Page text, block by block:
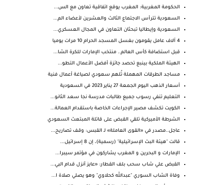
الحكومة المغربية: المغرب يوقع اتفاقية تعاون مع الس...
السعودية تترأس الاجتماع الثالث والعشرين لأعضاء الم...
السعودية وإيطاليا تبحثان التعاون في المجال العسكري...
4 آلاف عامل يقومون بغسل المسجد الحرام 10 مرات يوميا
قبل استضافة كأس العالم.. منتخب الإمارات للكرة الشا...
الهيئة الملكية بينبع تحصد جائزة أفضل الأعمال التطو...
‏مساجد الطرقات المهملة تُلهم سعودي لصياغة أعمال فنية
أسعار الذهب اليوم الجمعة 27 يناير 2023 في السعودية
التعليم تنفي رسوب جميع طالبات مدرسة نجا سعد الثانو...
الكويت تكشف مصير الإجراءات الخاصة باستقدام العمالة...
الشرطة الأميركية تلقي القبض على قاتلة المبتعث السعودي
عاجل..مصدر في «القوى العاملة» لـ القبس: وقف تصاريح...
قالت "هيئة البث الإسرائيلية" (رسمية)، إن 8 إسرائيل...
الإمارات و البحرين و المغرب يشاركون في مؤتمر سيبرا...
القبض علي شاب سحب بلف القطار: «عايز أنزل قدام البي...
وفاة الشاب السوري "عبدالله كحلاوي" وهو يصلي صلاة ا...